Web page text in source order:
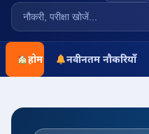
होम नवीनतम नौकरियाँ